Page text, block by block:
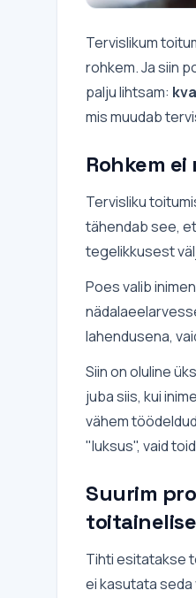
Tervislikum
rohkem. Ja siin
palju lihtsam:
mis muudab
Rohkem
Tervisliku
tähendab see,
tegelikkusest
Poes valib
lahendusena,
Siin on oluline
juba siis, kui
vähem
"luksus", vaid
Suurim
Tihti esitatakse
ei kasutata seda